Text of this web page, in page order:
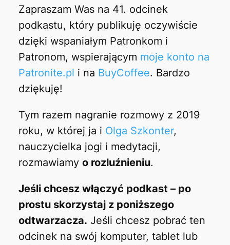
Zapraszam Was na 41. odcinek
podkastu, który publikuję oczywiście
dzięki wspaniałym Patronkom i
Patronom, wspierającym moje konto na
Patronite.pl i na BuyCoffee. Bardzo
dziękuję!
Tym razem nagranie rozmowy z 2019
roku, w której ja i Olga Szkonter,
nauczycielka jogi i medytacji,
rozmawiamy o rozluźnieniu.
Jeśli chcesz włączyć podkast – po
prostu skorzystaj z poniższego
odtwarzacza. Jeśli chcesz pobrać ten
odcinek na swój komputer, tablet lub